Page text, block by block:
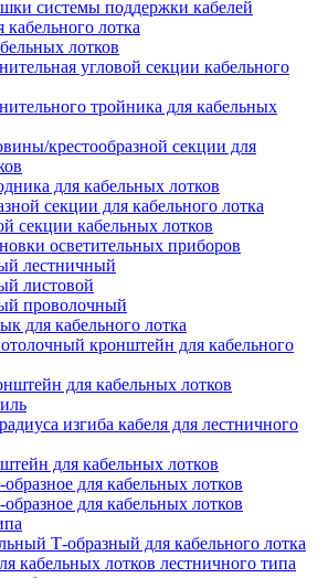
системы поддержки кабелей
лотка
лотков
угловой секции кабельного
тройника для кабельных
крестообразной секции для
для кабельных лотков
секции для кабельного лотка
секции кабельных лотков
осветительных приборов
лестничный
листовой
проволочный
для кабельного лотка
кронштейн для кабельного
для кабельных лотков
изгиба кабеля для лестничного
для кабельных лотков
для кабельных лотков
для кабельных лотков
Т-образный для кабельного лотка
кабельных лотков лестничного типа